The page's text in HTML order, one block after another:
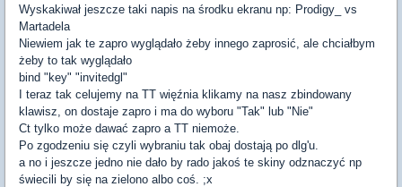
Wyskakiwał jeszcze taki napis na środku ekranu np: Prodigy_ vs
Martadela
Niewiem jak te zapro wyglądało żeby innego zaprosić, ale chciałbym
żeby to tak wyglądało
bind "key" "invitedgl"
I teraz tak celujemy na TT więźnia klikamy na nasz zbindowany
klawisz, on dostaje zapro i ma do wyboru "Tak" lub "Nie"
Ct tylko może dawać zapro a TT niemoże.
Po zgodzeniu się czyli wybraniu tak obaj dostają po dlg'u.
a no i jeszcze jedno nie dało by rado jakoś te skiny odznaczyć np
świecili by się na zielono albo coś. ;x